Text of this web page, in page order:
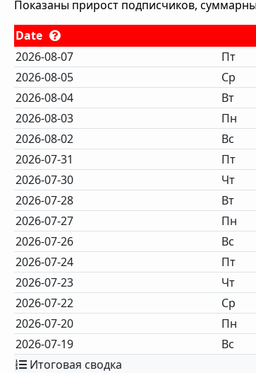
Показаны прирост подписчиков,
Date
2026-08-07
Пт
2026-08-05
Ср
2026-08-04
Вт
2026-08-03
Пн
2026-08-02
Вс
2026-07-31
Пт
2026-07-30
Чт
2026-07-28
Вт
2026-07-27
Пн
2026-07-26
Вс
2026-07-24
Пт
2026-07-23
Чт
2026-07-22
Ср
2026-07-20
Пн
2026-07-19
Вс
Итоговая сводка